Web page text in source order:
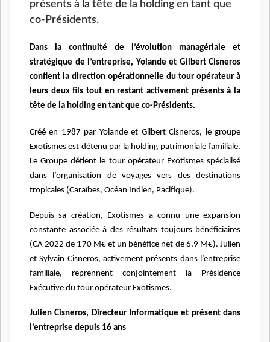
présents à la tête de la holding en tant que
co-Présidents.
Dans la continuité de l’évolution managériale et
stratégique de l’entreprise, Yolande et Gilbert Cisneros
confient la direction opérationnelle du tour opérateur à
leurs deux fils tout en restant activement présents à la
tête de la holding en tant que co-Présidents.
Créé en 1987 par Yolande et Gilbert Cisneros, le groupe
Exotismes est détenu par la holding patrimoniale familiale.
Le Groupe détient le tour opérateur Exotismes spécialisé
dans l’organisation de voyages vers des destinations
tropicales (Caraïbes, Océan Indien, Pacifique).
Depuis sa création, Exotismes a connu une expansion
constante associée à des résultats toujours bénéficiaires
(CA 2022 de 170 M€ et un bénéfice net de 6,9 M€). Julien
et Sylvain Cisneros, activement présents dans l’entreprise
familiale, reprennent conjointement la Présidence
Exécutive du tour opérateur Exotismes.
Julien Cisneros, Directeur Informatique et présent dans
l’entreprise depuis 16 ans